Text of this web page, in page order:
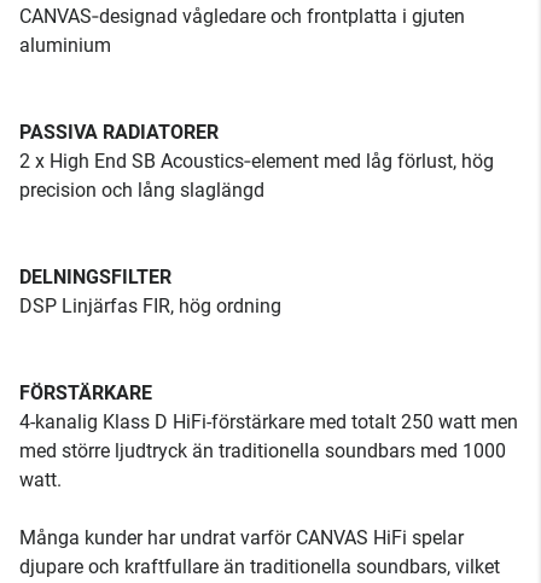
CANVAS‑designad vågledare och frontplatta i gjuten
aluminium
PASSIVA RADIATORER
2 x High End SB Acoustics‑element med låg förlust, hög
precision och lång slaglängd
DELNINGSFILTER
DSP Linjärfas FIR, hög ordning
FÖRSTÄRKARE
4-kanalig Klass D HiFi-förstärkare med totalt 250 watt men
med större ljudtryck än traditionella soundbars med 1000
watt.
Många kunder har undrat varför CANVAS HiFi spelar
djupare och kraftfullare än traditionella soundbars, vilket